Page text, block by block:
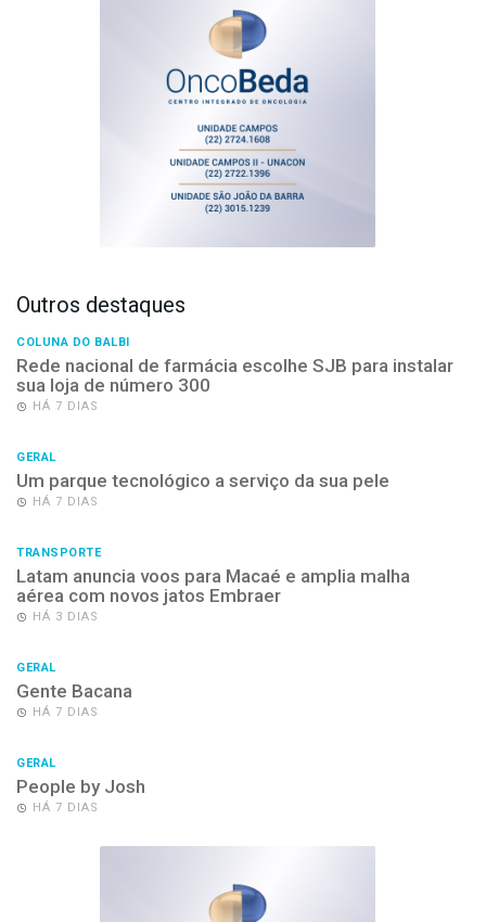
Outros destaques
COLUNA DO BALBI
Rede nacional de farmácia escolhe SJB para instalar
sua loja de número 300
HÁ 7 DIAS
GERAL
Um parque tecnológico a serviço da sua pele
HÁ 7 DIAS
TRANSPORTE
Latam anuncia voos para Macaé e amplia malha
aérea com novos jatos Embraer
HÁ 3 DIAS
GERAL
Gente Bacana
HÁ 7 DIAS
GERAL
People by Josh
HÁ 7 DIAS